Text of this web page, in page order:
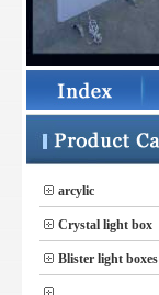
arcylic
Crystal light box
Blister light boxes